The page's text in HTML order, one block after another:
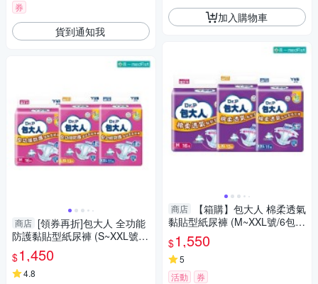
券
貨到通知我
商店 [領券再折]包大人 全功能
防護黏貼型紙尿褲 (S~XXL號/6
包/箱)【杏一】
$1,450
4.8
加入購物車
商店
【箱購】包大人 棉柔透氣
黏貼型紙尿褲 (M~XXL號/6包/
箱)【杏一】
$1,550
5
活動
券